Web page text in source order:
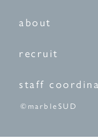
about
recruit
staff
©marbleSUD